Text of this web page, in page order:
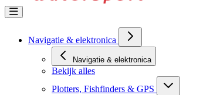
Navigatie & elektronica
Navigatie & elektronica
Bekijk alles
Plotters, Fishfinders & GPS